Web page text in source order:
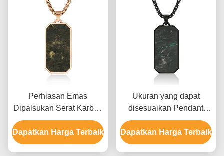
Perhiasan Emas
Dipalsukan Serat Karbon
Pendant Pria Link Rantai
Kalung Untuk Ulang
Tahun
Dapatkan Harga Terbaik
Ukuran yang dapat
disesuaikan Pendant
serat karbon palsu pria
dengan bahan kelas
aerospace dan pola
Dapatkan Harga Terbaik